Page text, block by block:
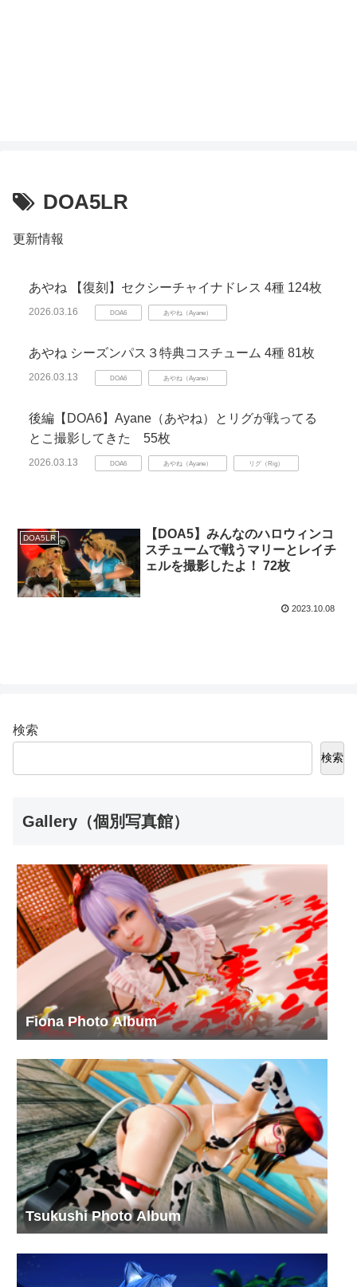
DOA5LR
更新情報
あやね 【復刻】セクシーチャイナドレス 4種 124枚
2026.03.16 DOA6 あやね（Ayane）
あやね シーズンパス３特典コスチューム 4種 81枚
2026.03.13 DOA6 あやね（Ayane）
後編【DOA6】Ayane（あやね）とリグが戦ってる
とこ撮影してきた 55枚
2026.03.13 DOA6 あやね（Ayane） リグ（Rig）
DOA5LR
【DOA5】みんなのハロウィンコ
スチュームで戦うマリーとレイチ
ェルを撮影したよ！ 72枚
2023.10.08
検索
検索
Gallery（個別写真館）
Fiona Photo Album
Tsukushi Photo Album